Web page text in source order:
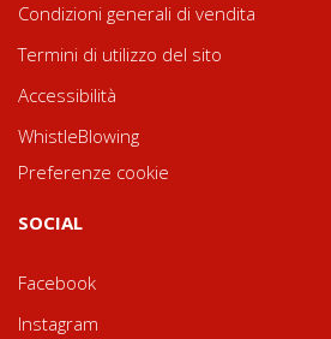
Condizioni generali di vendita
Termini di utilizzo del sito
Accessibilità
WhistleBlowing
Preferenze cookie
SOCIAL
Facebook
Instagram